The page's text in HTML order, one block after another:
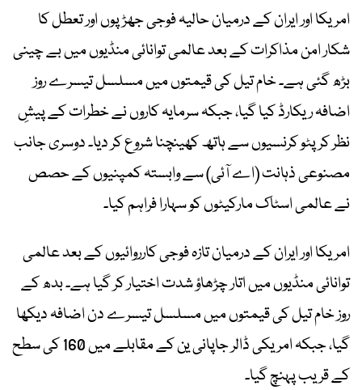
امریکا اور ایران کے درمیان حالیہ فوجی جھڑپوں اور تعطل کا
شکار امن مذاکرات کے بعد عالمی توانائی منڈیوں میں بے چینی
بڑھ گئی ہے۔ خام تیل کی قیمتوں میں مسلسل تیسرے روز
اضافہ ریکارڈ کیا گیا، جبکہ سرمایہ کاروں نے خطرات کے پیشِ
نظر کرپٹو کرنسیوں سے ہاتھ کھینچنا شروع کر دیا۔ دوسری جانب
مصنوعی ذہانت (اے آئی) سے وابستہ کمپنیوں کے حصص
نے عالمی اسٹاک مارکیٹوں کو سہارا فراہم کیا۔
امریکا اور ایران کے درمیان تازہ فوجی کارروائیوں کے بعد عالمی
توانائی منڈیوں میں اتار چڑھاؤ شدت اختیار کر گیا ہے۔ بدھ کے
روز خام تیل کی قیمتوں میں مسلسل تیسرے دن اضافہ دیکھا
گیا، جبکہ امریکی ڈالر جاپانی ین کے مقابلے میں 160 کی سطح
کے قریب پہنچ گیا۔